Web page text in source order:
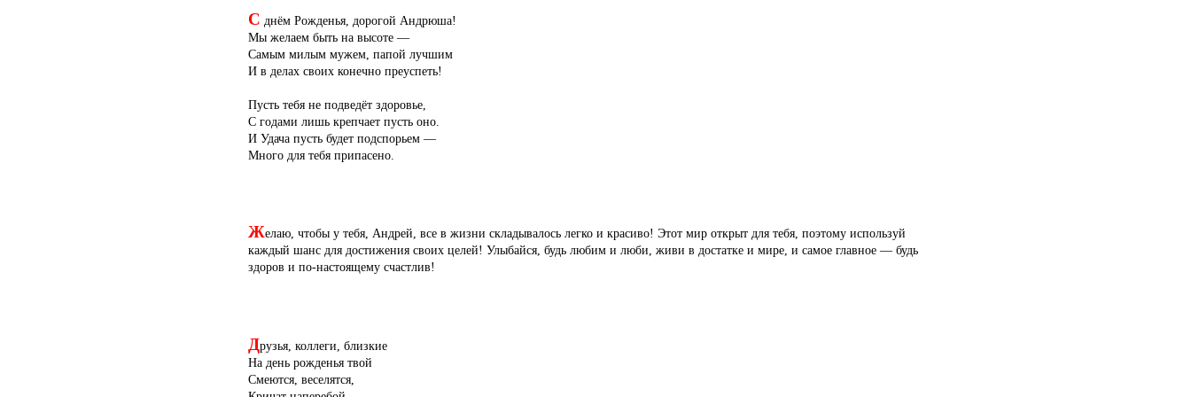
С днём Рожденья, дорогой Андрюша!
Мы желаем быть на высоте —
Самым милым мужем, папой лучшим
И в делах своих конечно преуспеть!
Пусть тебя не подведёт здоровье,
С годами лишь крепчает пусть оно.
И Удача пусть будет подспорьем —
Много для тебя припасено.
Желаю, чтобы у тебя, Андрей, все в жизни складывалось легко и красиво! Этот мир открыт для тебя, поэтому используй
каждый шанс для достижения своих целей! Улыбайся, будь любим и люби, живи в достатке и мире, и самое главное — будь
здоров и по-настоящему счастлив!
Друзья, коллеги, близкие
На день рожденья твой
Смеются, веселятся,